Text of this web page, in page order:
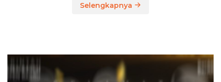
Selengkapnya